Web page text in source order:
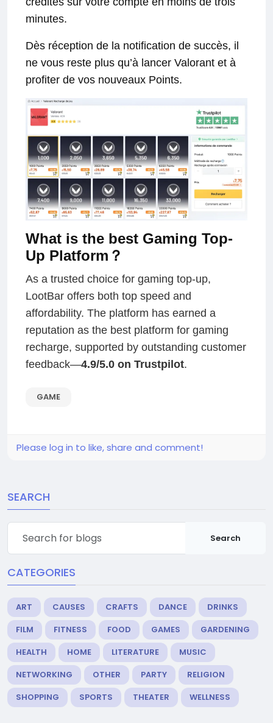
minutes.
Dès réception de la notification de succès, il
ne vous reste plus qu’à lancer Valorant et à
profiter de vos nouveaux Points.
What is the best Gaming Top-
Up Platform？
As a trusted choice for gaming top-up,
LootBar offers both top speed and
affordability. The platform has earned a
reputation as the best platform for gaming
recharge, supported by outstanding customer
feedback—4.9/5.0 on Trustpilot.
GAME
Please log in to like, share and comment!
SEARCH
Search
CATEGORIES
ART CAUSES CRAFTS DANCE
DRINKS
FILM
FITNESS FOOD GAMES
GARDENING
HEALTH
HOME LITERATURE
MUSIC
NETWORKING
OTHER PARTY
RELIGION
SHOPPING
SPORTS THEATER WELLNESS